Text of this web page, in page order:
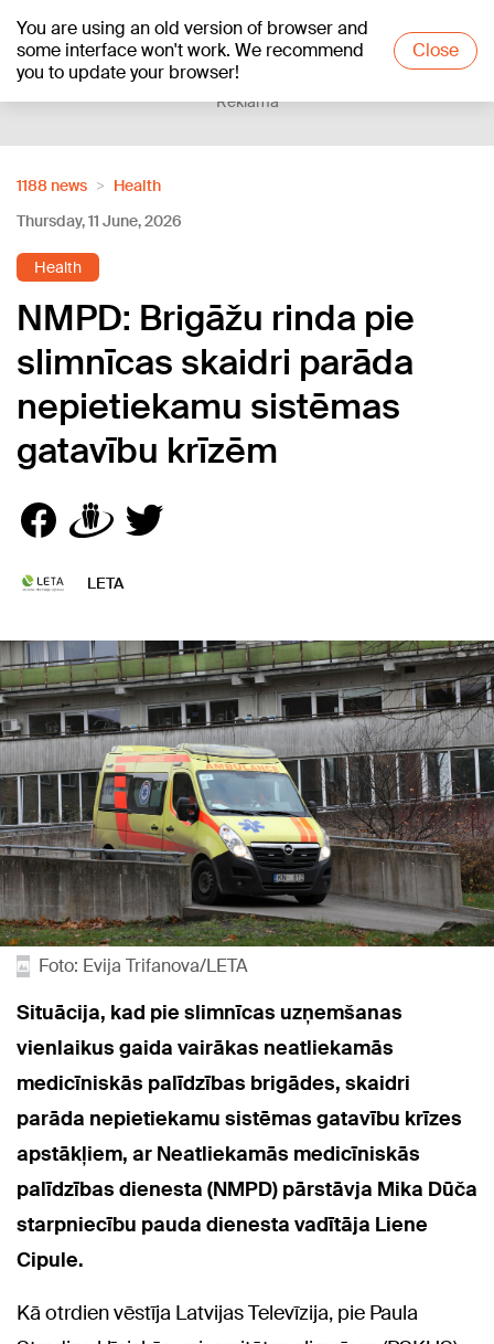
You are using an old version of browser and
some interface won't work. We recommend
you to update your browser!
Close
+23°C
Reklāma
1188 news
Health
Thursday, 11 June, 2026
Health
NMPD: Brigāžu rinda pie
slimnīcas skaidri parāda
nepietiekamu sistēmas
gatavību krīzēm
LETA
Foto: Evija Trifanova/LETA
Situācija, kad pie slimnīcas uzņemšanas
vienlaikus gaida vairākas neatliekamās
medicīniskās palīdzības brigādes, skaidri
parāda nepietiekamu sistēmas gatavību krīzes
apstākļiem, ar Neatliekamās medicīniskās
palīdzības dienesta (NMPD) pārstāvja Mika Dūča
starpniecību pauda dienesta vadītāja Liene
Cipule.
Kā otrdien vēstīja Latvijas Televīzija, pie Paula